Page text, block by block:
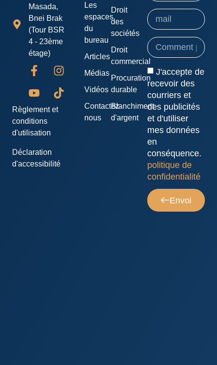
Masada,
Bnei Brak
(Tour BSR
4 - 23ème
étage)
Règlement et
conditions
d'utilisation
Déclaration
d'accessibilité
Les
espaces
du
bureau
Articles
Médias
Vidéos
Contactez-
nous
Droit
des
sociétés
Droit
commercial
Procuration
durable
Blanchiment
d'argent
J'accepte de
recevoir des
courriers et
des publicités
et d'utiliser
mes données
en
conséquence.
politique de
confidentialité
Envoi